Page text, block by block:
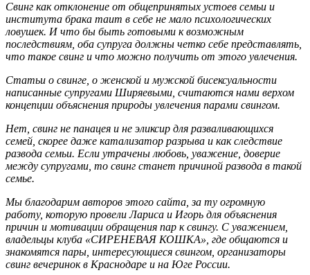
Свинг как отклонение от общепринятых устоев семьи и
института брака таит в себе не мало психологических
ловушек. И что бы быть готовыми к возможным
последствиям, оба супруга должны четко себе представлять,
что такое свинг и что можно получить от этого увлечения.
Статьи о свинге, о женской и мужской бисексуальности
написанные супругами Ширяевыми, считаются нами верхом
концепции объяснения природы увлечения парами свингом.
Нет, свинг не панацея и не эликсир для разваливающихся
семей, скорее даже катализатор разрыва и как следствие
развода семьи. Если утрачены любовь, уважение, доверие
между супругами, то свинг станет причиной развода в такой
семье.
Мы благодарим авторов этого сайта, за ту огромную
работу, которую провели Лариса и Игорь для объяснения
причин и мотивации обращения пар к свингу. С уважением,
владельцы клуба «СИРЕНЕВАЯ КОШКА», где общаются и
знакомятся пары, интересующиеся свингом, организаторы
свинг вечеринок в Краснодаре и на Юге России.